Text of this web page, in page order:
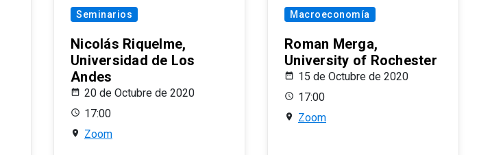
Seminarios
Nicolás Riquelme,
Universidad de Los
Andes
20 de Octubre de 2020
17:00
Zoom
Macroeconomía
Roman Merga,
University of Rochester
15 de Octubre de 2020
17:00
Zoom